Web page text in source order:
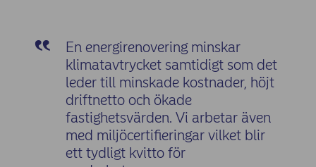
En energirenovering minskar
klimatavtrycket samtidigt som det
leder till minskade kostnader, höjt
driftnetto och ökade
fastighetsvärden. Vi arbetar även
med miljöcertifieringar vilket blir
ett tydligt kvitto för